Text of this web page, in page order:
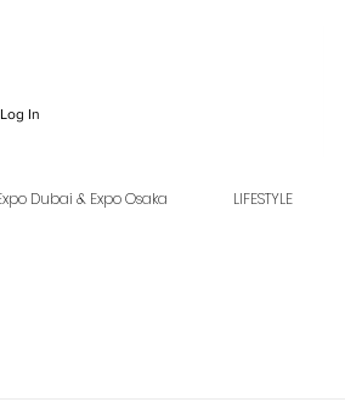
Log In
Dubai & Expo Osaka LIFESTYLE